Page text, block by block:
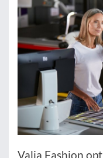
Valia Fashion